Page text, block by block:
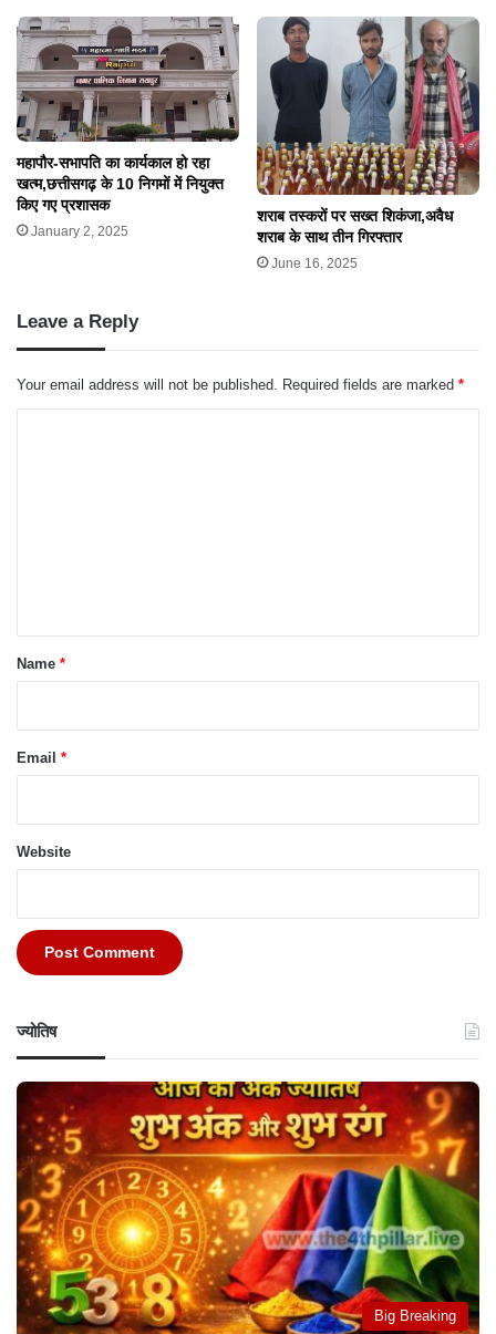
महापौर-सभापति का कार्यकाल हो रहा
खत्म,छत्तीसगढ़ के 10 निगमों में नियुक्त
किए गए प्रशासक
January 2, 2025
शराब तस्करों पर सख्त शिकंजा,अवैध
शराब के साथ तीन गिरफ्तार
June 16, 2025
Leave a Reply
Your email address will not be published. Required fields are marked *
*
Name *
Email *
Website
ज्योतिष
Big Breaking